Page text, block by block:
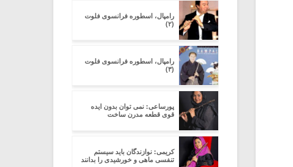
رامپال، اسطوره فرانسوی فلوت
(۲)
رامپال، اسطوره فرانسوی فلوت
(۳)
پورساعی: نمی توان بدون ایده
قوی قطعه مدرن ساخت
کریمی: نوازندگان باید سیستم
تنفسی ماهی و خورشیدی را بدانند